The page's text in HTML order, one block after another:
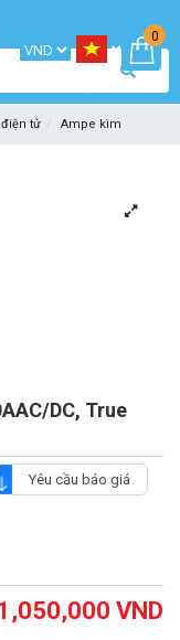
0
tử Ampe kìm
DC, True
Yêu cầu báo giá
VND